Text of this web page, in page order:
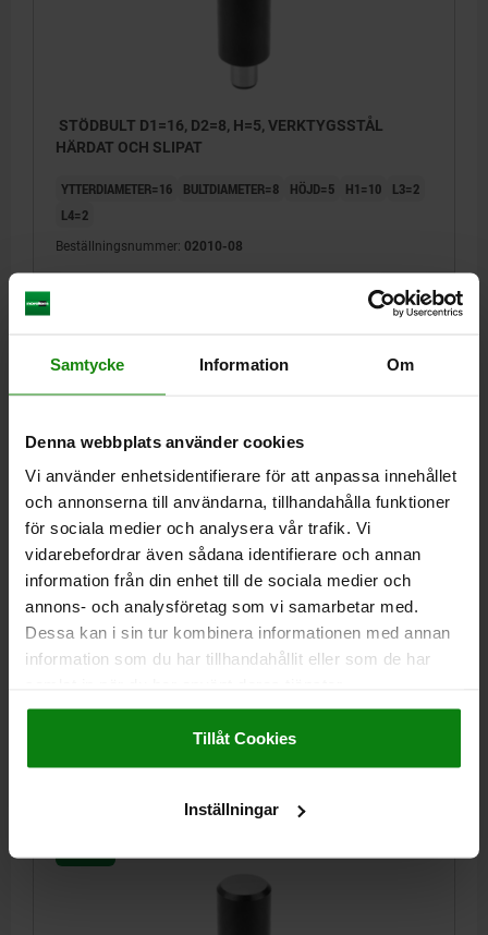
Samtycke Information Om
Denna webbplats använder cookies
Vi använder enhetsidentifierare för att anpassa innehållet
och annonserna till användarna, tillhandahålla funktioner
för sociala medier och analysera vår trafik. Vi
vidarebefordrar även sådana identifierare och annan
information från din enhet till de sociala medier och
annons- och analysföretag som vi samarbetar med.
Dessa kan i sin tur kombinera informationen med annan
information som du har tillhandahållit eller som de har
Impressum|Dataskydd|AGB
Tillåt Cookies
Inställningar
STÖDBULT D1=16, D2=8, H=5, VERKTYGSSTÅL
HÄRDAT OCH SLIPAT
YTTERDIAMETER=16 BULTDIAMETER=8 HÖJD=5 H1=10
L3=2
L4=2
Beställningsnummer: 02010-08
DETALJER
02010
STÖDBULT D1=16, D2=8, H=13, VERKTYGSSTÅL
HÄRDAT OCH SLIPAT
YTTERDIAMETER=16 BULTDIAMETER=8 HÖJD=13 H1=10
L3=2
L4=2
DETALJER